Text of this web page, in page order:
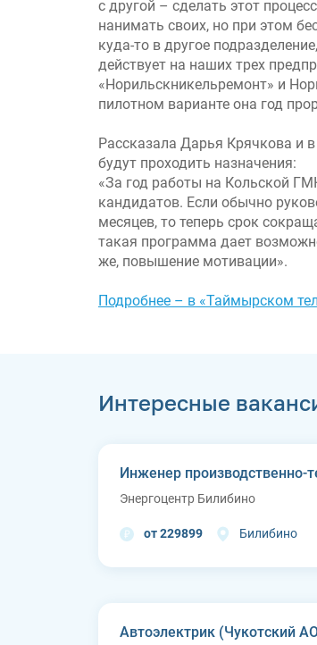
с другой – сделать этот
нанимать своих, но при этом
куда-то в другое
действует на наших трех
«Норильскникельремонт» и
пилотном варианте она год
Рассказала Дарья Крячкова и
будут проходить назначения:
«За год работы на Кольской
кандидатов. Если обычно
месяцев, то теперь срок
такая программа дает
же, повышение мотивации».
Подробнее – в «Таймырском
Интересные
Энергоцентр Билибино
от 229899 Билибино
Автоэлектрик (Чукотский